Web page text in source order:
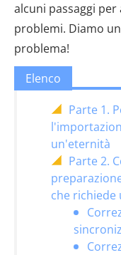
alcuni passaggi
problemi. Diamo
problema!
Elenco
Parte 1.
un'eternità
Parte 2.
che